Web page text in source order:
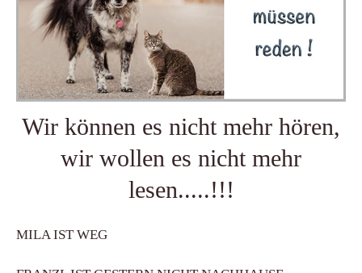
Wir können es nicht mehr hören,
wir wollen es nicht mehr
lesen.....!!!
MILA IST WEG